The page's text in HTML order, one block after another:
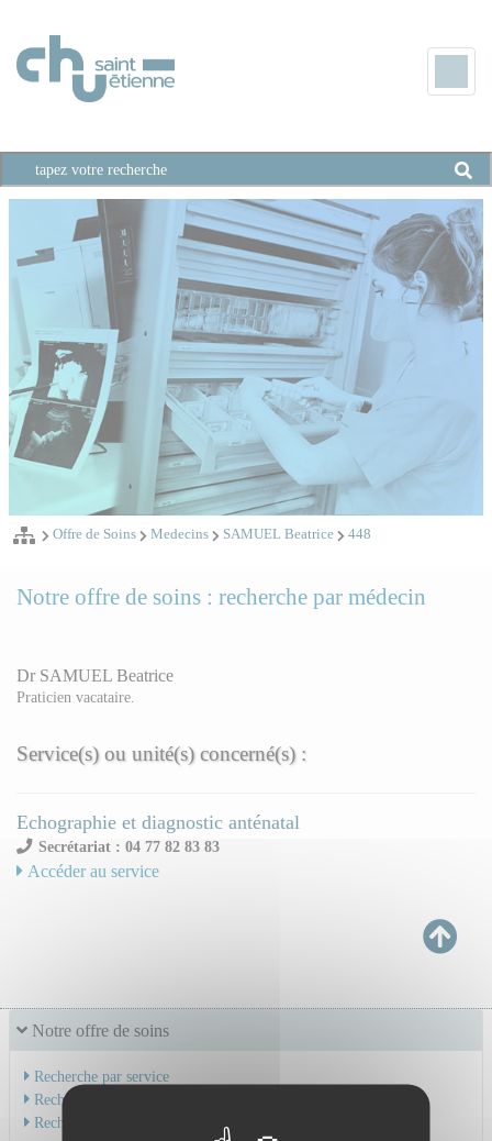
Offre de Soins Medecins SAMUEL Beatrice 448
Notre offre de soins
Recherche par service
Recherche par spécialité
Recherche par médecin
Notre offre de soins : recherche par médecin
Dr SAMUEL Beatrice
Praticien vacataire.
Service(s) ou unité(s) concerné(s) :
Echographie et diagnostic anténatal
Secrétariat : 04 77 82 83 83
Accéder au service